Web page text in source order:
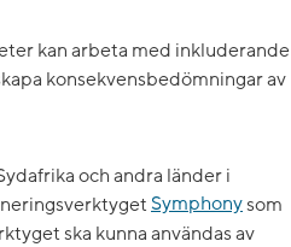
kan arbeta med inkluderande
konsekvensbedömningar av
och andra länder i
Symphonysom
ska kunna användas av